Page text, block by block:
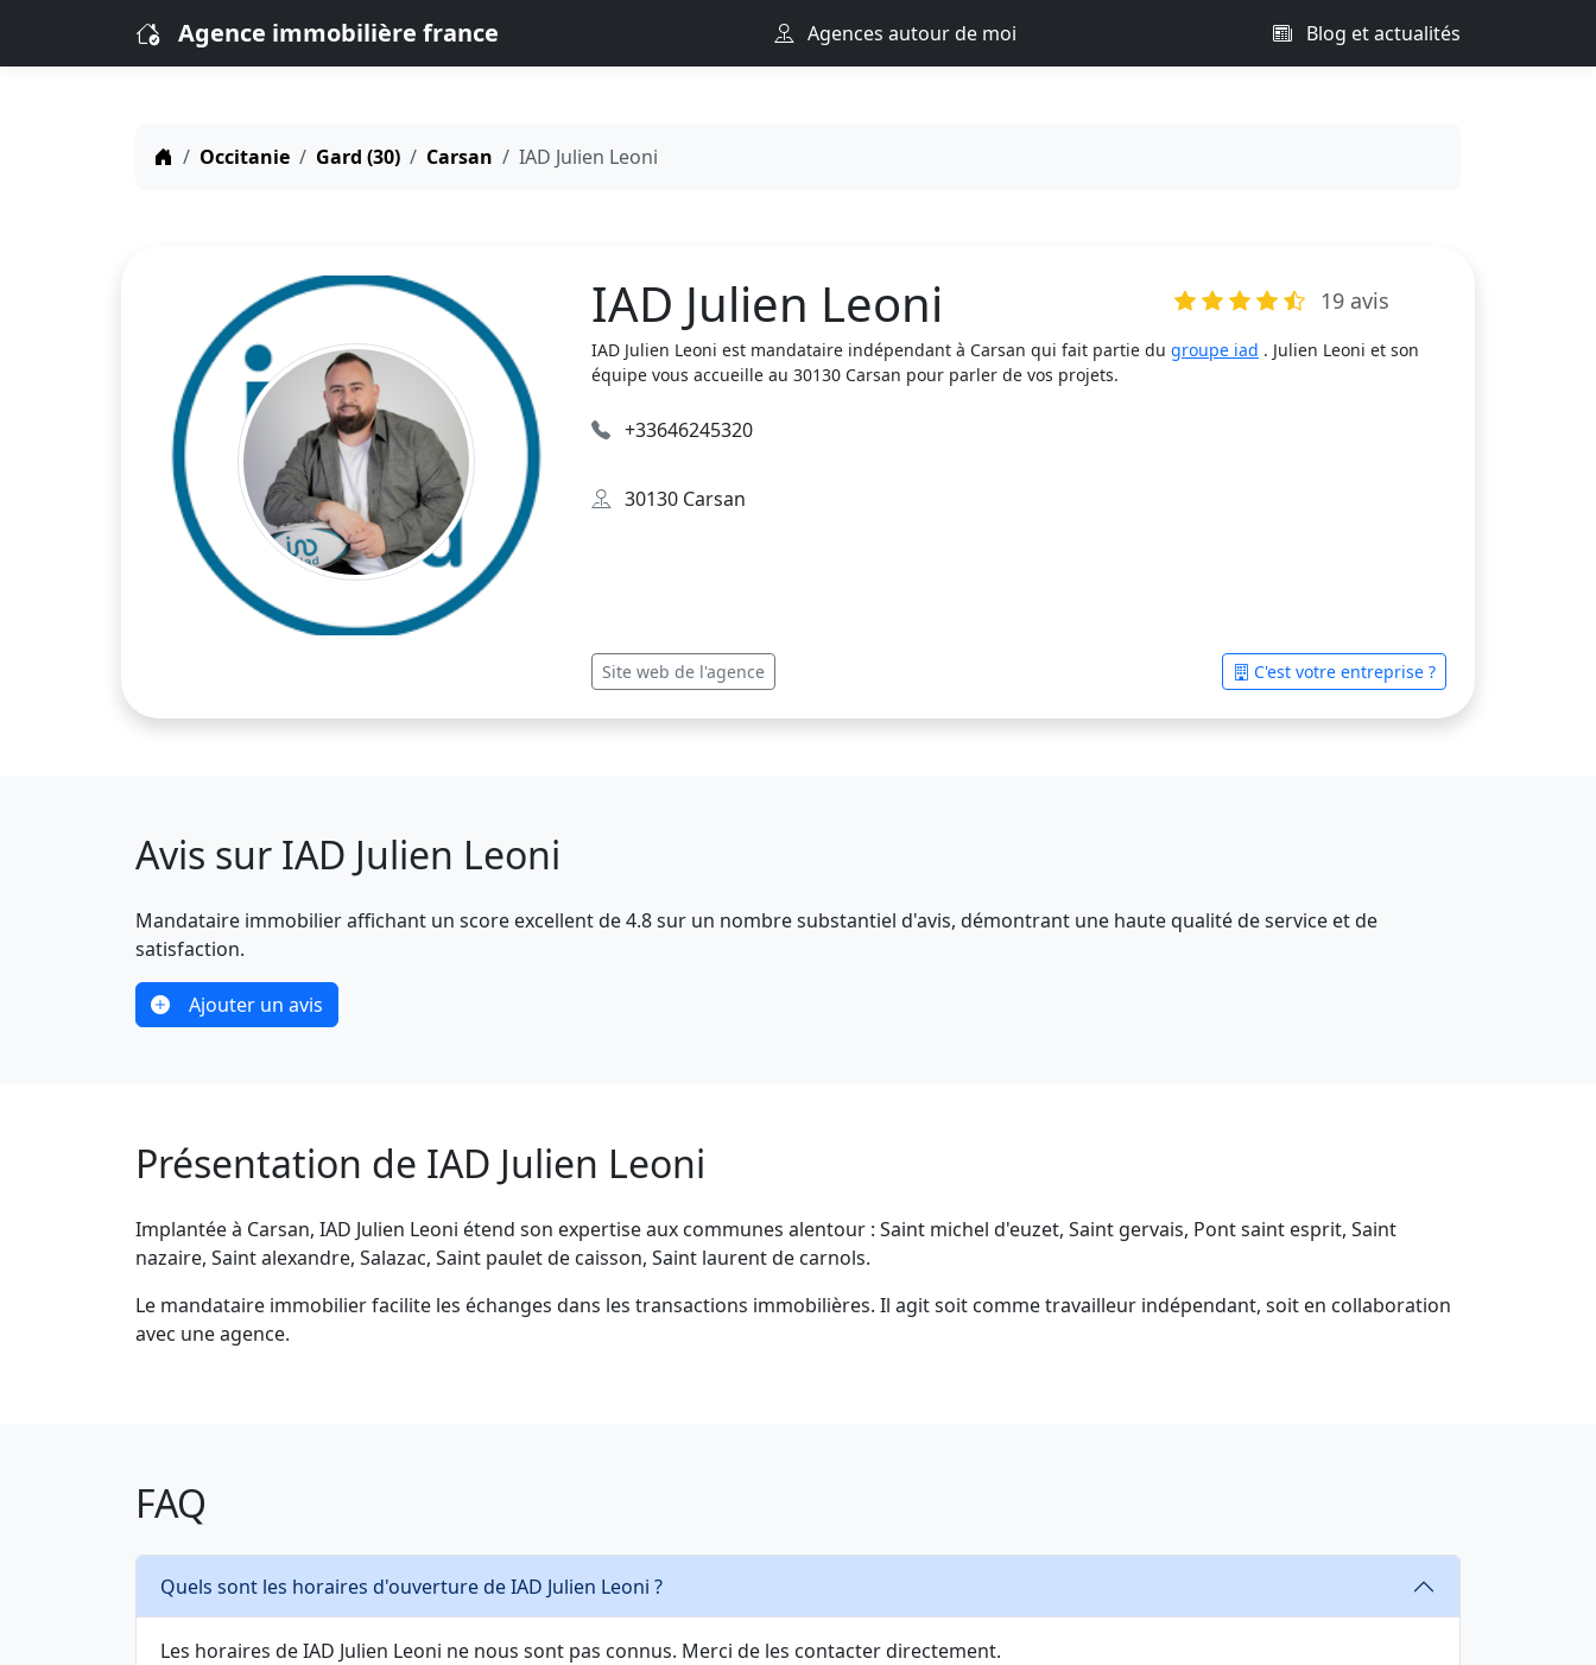
Agence immobilière france Agences autour de moi Blog et actualités
Occitanie Gard (30) Carsan IAD Julien Leoni
19 avis
IAD Julien Leoni
IAD Julien Leoni est mandataire indépendant à Carsan qui fait partie du groupe iad . Julien Leoni et son
équipe vous accueille au 30130 Carsan pour parler de vos projets.
+33646245320
30130 Carsan
Site web de l'agence C'est votre entreprise ?
Avis sur IAD Julien Leoni
Mandataire immobilier affichant un score excellent de 4.8 sur un nombre substantiel d'avis, démontrant une haute qualité de service et de
satisfaction.
Ajouter un avis
Présentation de IAD Julien Leoni
Implantée à Carsan, IAD Julien Leoni étend son expertise aux communes alentour : Saint michel d'euzet, Saint gervais, Pont saint esprit, Saint
nazaire, Saint alexandre, Salazac, Saint paulet de caisson, Saint laurent de carnols.
Le mandataire immobilier facilite les échanges dans les transactions immobilières. Il agit soit comme travailleur indépendant, soit en collaboration
avec une agence.
FAQ
Quels sont les horaires d'ouverture de IAD Julien Leoni ?
Les horaires de IAD Julien Leoni ne nous sont pas connus. Merci de les contacter directement.